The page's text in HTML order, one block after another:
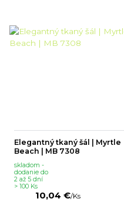
Elegantný tkaný šál | Myrtle
Beach | MB 7308
10,04 €/Ks
skladom -
dodanie do
2 až 5 dní
> 100 Ks